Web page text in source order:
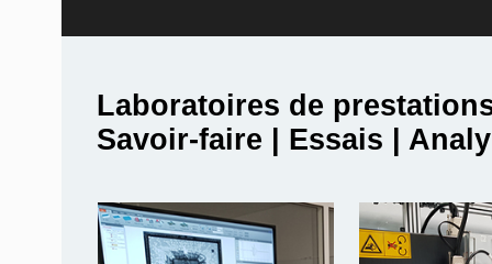
Laboratoires de
Savoir-faire | Essais |